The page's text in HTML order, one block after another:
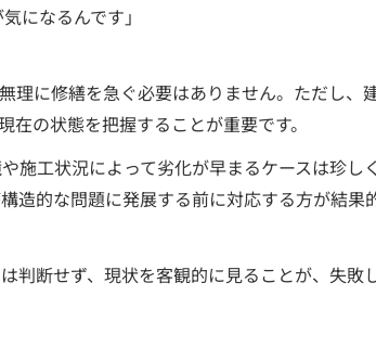
になるんです」
理に修繕を急ぐ必要はありません。ただし、
の状態を把握することが重要です。
施工状況によって劣化が早まるケースは珍
造的な問題に発展する前に対応する方が結
判断せず、現状を客観的に見ることが、失敗